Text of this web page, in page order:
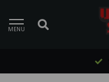
MENU